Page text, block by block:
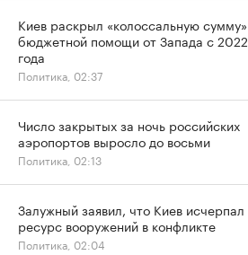
Киев раскрыл «колоссальную сумму»
бюджетной помощи от Запада с 2022
года
Политика, 02:37
Число закрытых за ночь российских
аэропортов выросло до восьми
Политика, 02:13
Залужный заявил, что Киев исчерпал
ресурс вооружений в конфликте
Политика, 02:04